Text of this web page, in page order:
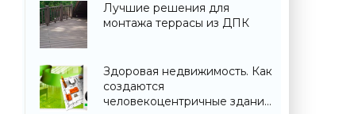
Лучшие решения для
монтажа террасы из ДПК
Здоровая недвижимость. Как
создаются
человекоцентричные здания